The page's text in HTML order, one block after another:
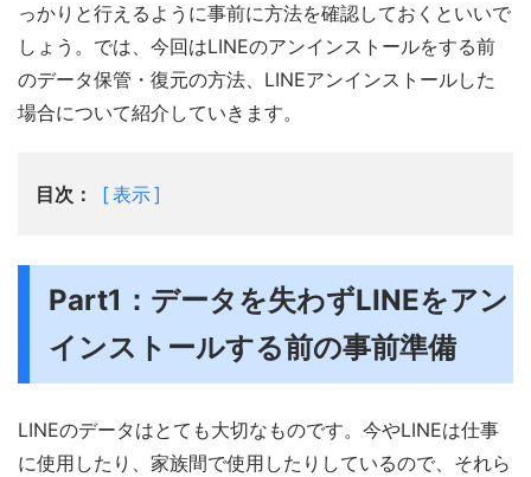
っかりと行えるように事前に方法を確認しておくといいで
しょう。では、今回はLINEのアンインストールをする前
のデータ保管・復元の方法、LINEアンインストールした
場合について紹介していきます。
目次： 表示
Part1：データを失わずLINEをアン
インストールする前の事前準備
LINEのデータはとても大切なものです。今やLINEは仕事
に使用したり、家族間で使用したりしているので、それら